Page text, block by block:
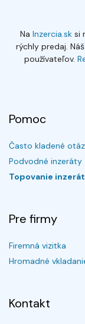
Na Inzercia.sksi
rýchly predaj. Náš
používateľov.
Pomoc
Často kladené
Podvodné inzeráty
Topovanie
Pre firmy
Firemná vizitka
Hromadné
Kontakt